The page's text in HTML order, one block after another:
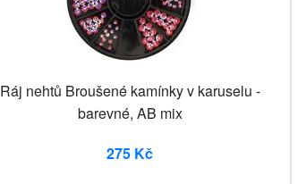
Ráj nehtů Broušené kamínky v karuselu -
barevné, AB mix
275 Kč